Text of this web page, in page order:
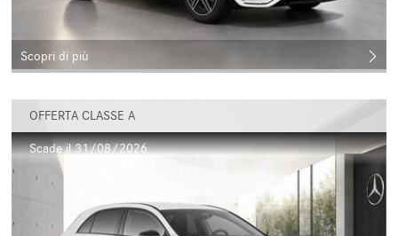
Scopri di più
OFFERTA CLASSE A
Scade il 31/08/2026